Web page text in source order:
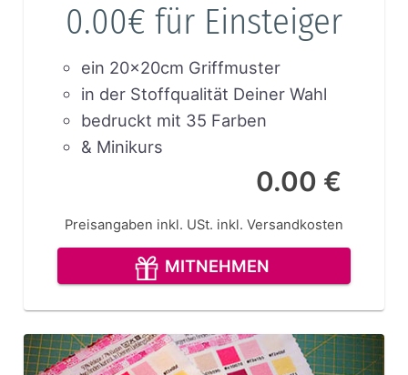
0.00€ für Einsteiger
ein 20x20cm Griffmuster
in der Stoffqualität Deiner Wahl
bedruckt mit 35 Farben
& Minikurs
0.00 €
Preisangaben inkl. USt. inkl. Versandkosten
MITNEHMEN